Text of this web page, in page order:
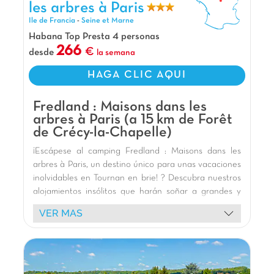
pasar un fin de semana lejos del ruido de la
ciudad o para dar un paseo y visitar la capital!
No dudes en venir a alojarte en nuestras
fantásticas cabañas... ¡Son fantásticas!
Nuestros Extras
A 5 min a pie de la estación de tren RER E
A 1 h de Parc d'Astérix
les arbres à Paris
Ile de Francia - Seine et Marne
Habana Top Presta 4 personas
desde 266 la semana
HAGA CLIC AQUI
Fredland : Maisons dans les
arbres à Paris (a 15 km de Forêt
de Crécy-la-Chapelle)
¡Escápese al camping Fredland : Maisons dans les
arbres à Paris, un destino único para unas vacaciones
inolvidables en Tournan en brie! ? Descubra nuestros
alojamientos insólitos que harán soñar a grandes y
pequeños. Alójese en magníficas casas en los árboles
, que ofrecen una experiencia única en el corazón de
lago tranquilo. Imagínese despertarse con el canto de
los pájaros, en un cálido interior de madera, con
VER MAS